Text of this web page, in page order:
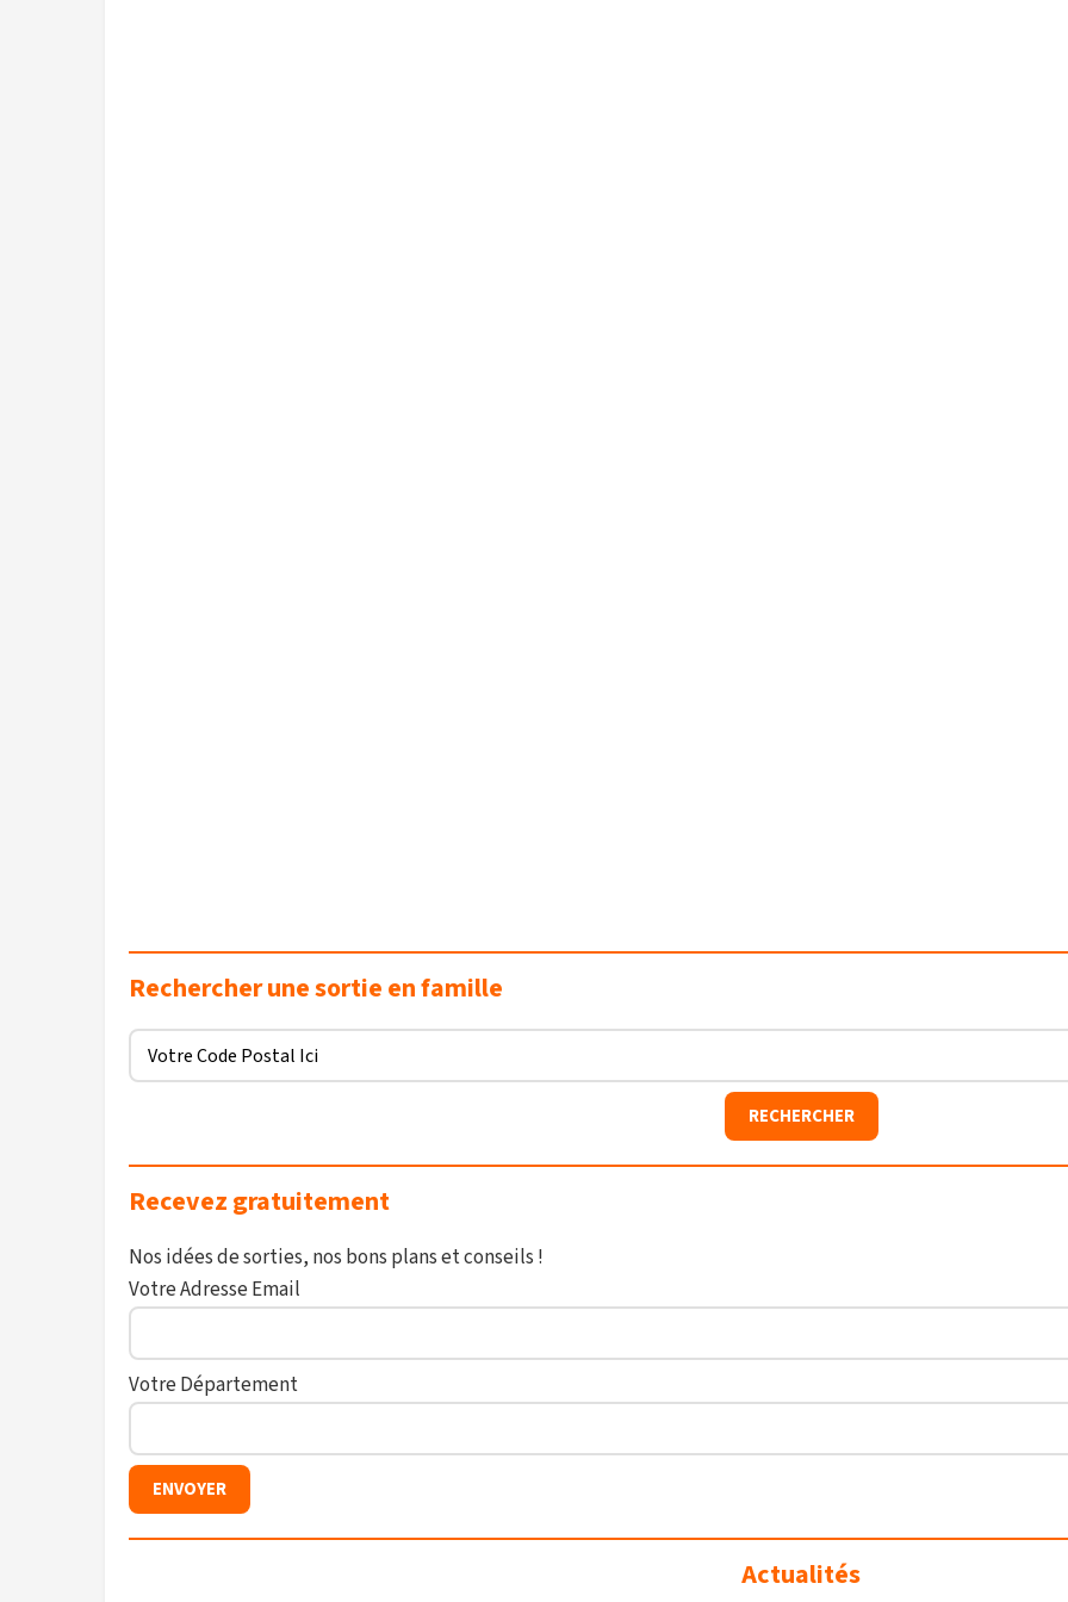
Rechercher une sortie en famille
Recevez gratuitement
Nos idées de sorties, nos bons plans et conseils !
Votre Adresse Email
Votre Département
Actualités